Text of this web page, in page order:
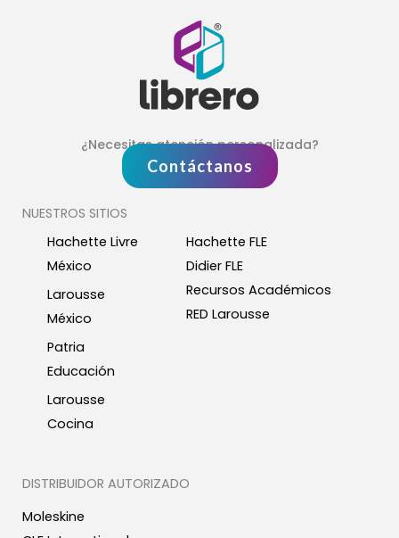
¿Necesitas atención personalizada?
Contáctanos
NUESTROS SITIOS
Hachette Livre
México
Larousse
México
Patria
Educación
Larousse
Cocina
Hachette FLE
Didier FLE
Recursos Académicos
RED Larousse
DISTRIBUIDOR AUTORIZADO
Moleskine